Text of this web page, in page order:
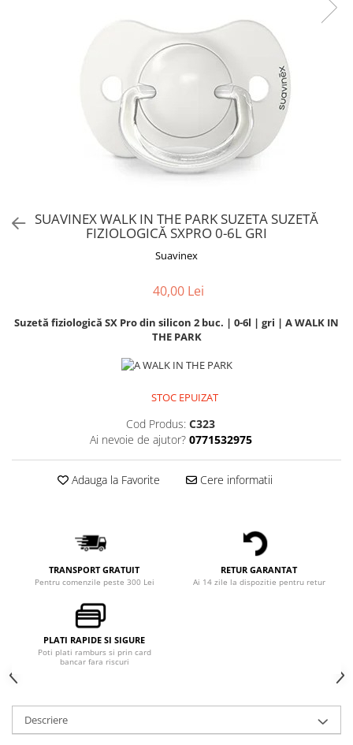
SUAVINEX WALK IN THE PARK SUZETA SUZETĂ
FIZIOLOGICĂ SXPRO 0-6L GRI
Suavinex
40,00 Lei
Suzetă fiziologică SX Pro din silicon 2 buc. | 0-6l | gri | A WALK IN
THE PARK
STOC EPUIZAT
Cod Produs: C323
Ai nevoie de ajutor? 0771532975
Adauga la Favorite Cere informatii
TRANSPORT GRATUIT
Pentru comenzile peste 300 Lei
RETUR GARANTAT
Ai 14 zile la dispozitie pentru retur
PLATI RAPIDE SI SIGURE
Poti plati ramburs si prin card
bancar fara riscuri
Descriere